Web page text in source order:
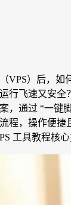
VPS）后，如
行飞速又安全
，通过 “一键
程，操作便捷
工具教程核心